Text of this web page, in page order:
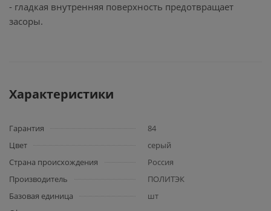
- гладкая внутренняя поверхность предотвращает
засоры.
Характеристики
Гарантия
84
Цвет
серый
Страна происхождения
Россия
Производитель
ПОЛИТЭК
Базовая единица
шт